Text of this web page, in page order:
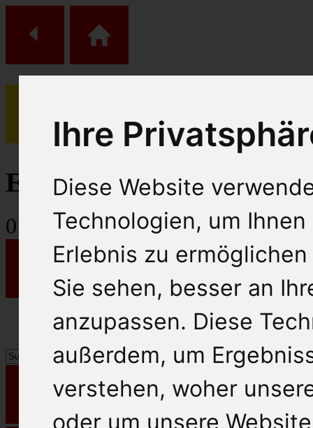
Ihre
Diese Website
Technologien, um
Erlebnis zu
Sie sehen, besser an
anzupassen. Diese
außerdem, um
verstehen, woher
oder um unsere
(0)
Einkaufs Wagen
0 Artikel